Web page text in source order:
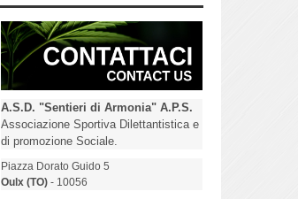
A.S.D. "Sentieri di Armonia" A.P.S.
Associazione Sportiva Dilettantistica e
di promozione Sociale.
Piazza Dorato Guido 5
Oulx (TO)- 10056